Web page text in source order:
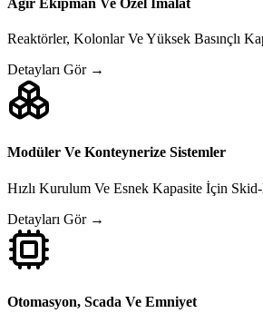
Reaktörler, Kolonlar Ve Yüksek Basınçlı
Detayları Gör →
Modüler Ve Konteynerize Sistemler
Hızlı Kurulum Ve Esnek Kapasite İçin
Detayları Gör →
Otomasyon, Scada Ve Emniyet